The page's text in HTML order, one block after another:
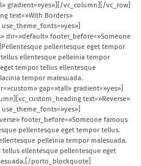
gradient=»yes»][/vc_column][/vc_row]
text=»With Borders»
dir=»default» footer_before=»Someone
pellentesque eget tempor
ellentesque pelleinia tempor
tempor tellus ellentesque
tempor malesuada.
gap=»tall» gradient=»yes»]
text=»Reverse»
footer_before=»Someone famous
pellentesque eget tempor tellus.
pelleinia tempor malesuada.
ellentesque pellentesque eget
porto_blockquote]